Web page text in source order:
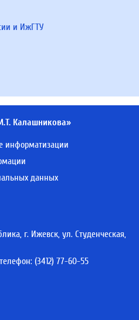
и ИжГТУ
Калашникова»
информатизации
данных
г. Ижевск, ул. Студенческая,
(3412) 77-60-55